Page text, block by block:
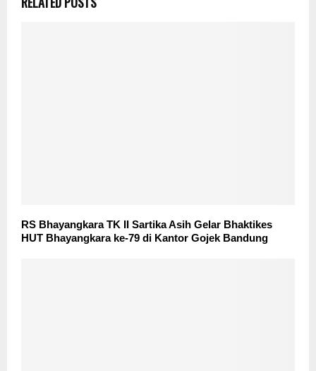
RS Bhayangkara TK II Sartika Asih Gelar Bhaktikes
HUT Bhayangkara ke-79 di Kantor Gojek Bandung